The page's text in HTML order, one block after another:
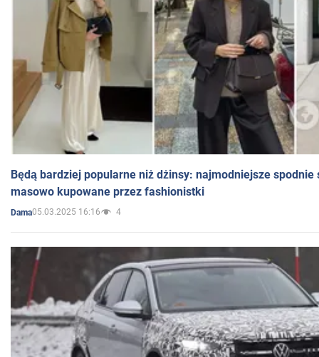
Będą bardziej popularne niż dżinsy: najmodniejsze spodnie
masowo kupowane przez fashionistki
Dama05.03.2025 16:16 4